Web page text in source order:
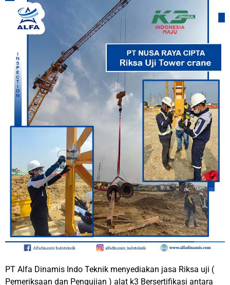
PT Alfa Dinamis Indo Teknik menyediakan jasa Riksa uji (
Pemeriksaan dan Pengujian ) alat k3 Bersertifikasi antara